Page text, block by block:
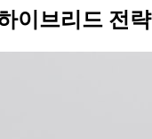
이브리드 전략